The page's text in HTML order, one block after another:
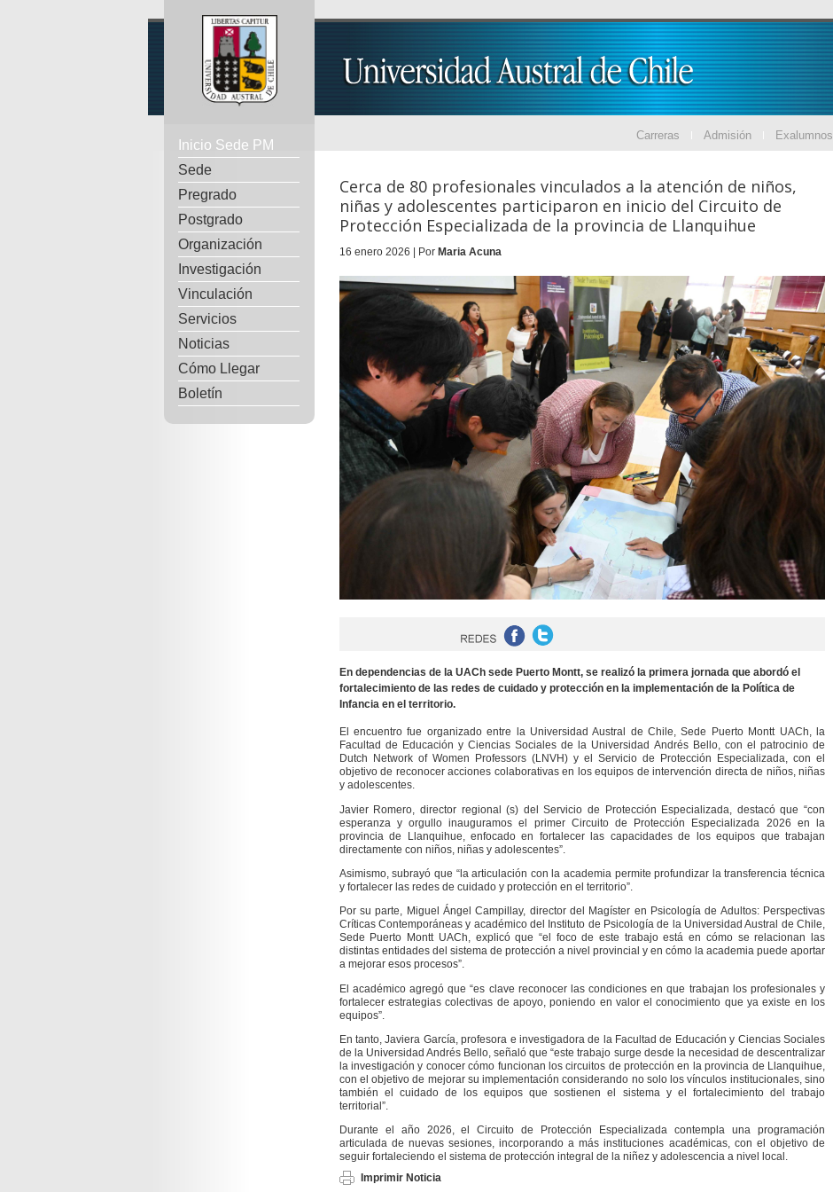
Inicio Sede PM
Sede
Pregrado
Postgrado
Organización
Investigación
Vinculación
Servicios
Noticias
Cómo Llegar
Boletín
Carreras Admisión Exalumnos
Cerca de 80 profesionales vinculados a la atención de niños,
niñas y adolescentes participaron en inicio del Circuito de
Protección Especializada de la provincia de Llanquihue
16 enero 2026 | Por Maria Acuna
En dependencias de la UACh sede Puerto Montt, se realizó la primera jornada que abordó el
fortalecimiento de las redes de cuidado y protección en la implementación de la Política de
Infancia en el territorio.
El encuentro fue organizado entre la Universidad Austral de Chile, Sede Puerto Montt UACh, la
Facultad de Educación y Ciencias Sociales de la Universidad Andrés Bello, con el patrocinio de
Dutch Network of Women Professors (LNVH) y el Servicio de Protección Especializada, con el
objetivo de reconocer acciones colaborativas en los equipos de intervención directa de niños, niñas
y adolescentes.
Javier Romero, director regional (s) del Servicio de Protección Especializada, destacó que “con
esperanza y orgullo inauguramos el primer Circuito de Protección Especializada 2026 en la
provincia de Llanquihue, enfocado en fortalecer las capacidades de los equipos que trabajan
directamente con niños, niñas y adolescentes”.
Asimismo, subrayó que “la articulación con la academia permite profundizar la transferencia técnica
y fortalecer las redes de cuidado y protección en el territorio”.
Por su parte, Miguel Ángel Campillay, director del Magíster en Psicología de Adultos: Perspectivas
Críticas Contemporáneas y académico del Instituto de Psicología de la Universidad Austral de Chile,
Sede Puerto Montt UACh, explicó que “el foco de este trabajo está en cómo se relacionan las
distintas entidades del sistema de protección a nivel provincial y en cómo la academia puede aportar
a mejorar esos procesos”.
El académico agregó que “es clave reconocer las condiciones en que trabajan los profesionales y
fortalecer estrategias colectivas de apoyo, poniendo en valor el conocimiento que ya existe en los
equipos”.
En tanto, Javiera García, profesora e investigadora de la Facultad de Educación y Ciencias Sociales
de la Universidad Andrés Bello, señaló que“este trabajo surge desde la necesidad de descentralizar
la investigación y conocer cómo funcionan los circuitos de protección en la provincia de Llanquihue,
con el objetivo de mejorar su implementación considerando no solo los vínculos institucionales, sino
también el cuidado de los equipos que sostienen el sistema y el fortalecimiento del trabajo
territorial”.
Durante el año 2026, el Circuito de Protección Especializada contempla una programación
articulada de nuevas sesiones, incorporando a más instituciones académicas, con el objetivo de
seguir fortaleciendo el sistema de protección integral de la niñez y adolescencia a nivel local.
Imprimir Noticia